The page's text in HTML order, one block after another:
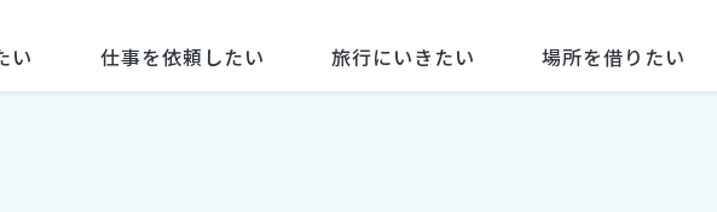
い 仕事を依頼したい 旅行にいきたい 場所を借りたい